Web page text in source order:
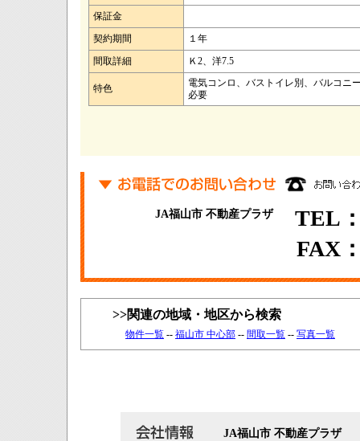
保証金
契約期間
１年
間取詳細
Ｋ2、洋7.5
特色
電気コンロ、バストイレ別、バルコニ
必要
JA福山市 不動産プラザ
TEL
FAX
>>関連の地域・地区から検索
物件一覧 -- 福山市 中心部 -- 間取一覧 -- 写真一覧
JA福山市 不動産プラザ